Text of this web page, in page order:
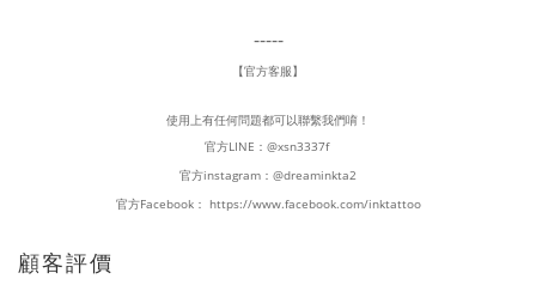
-----
【官方客服】
使用上有任何問題都可以聯繫我們唷！
官方LINE： @xsn3337f
官方instagram： @dreaminkta2
官方Facebook： https://www.facebook.com/inktattoo
顧客評價